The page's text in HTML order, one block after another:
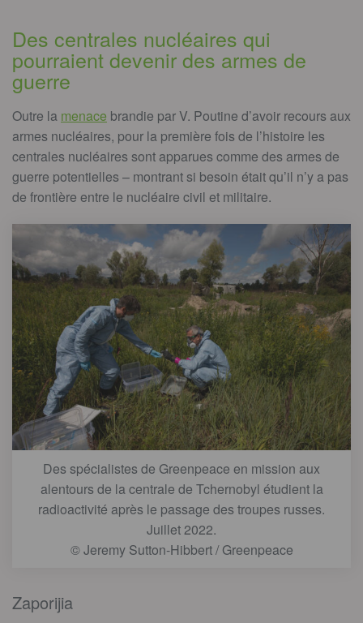
Des centrales nucléaires qui
pourraient devenir des armes de
guerre
Outre la menace brandie par V. Poutine d’avoir recours aux
armes nucléaires, pour la première fois de l’histoire les
centrales nucléaires sont apparues comme des armes de
guerre potentielles – montrant si besoin était qu’il n’y a pas
de frontière entre le nucléaire civil et militaire.
Des spécialistes de Greenpeace en mission aux
alentours de la centrale de Tchernobyl étudient la
radioactivité après le passage des troupes russes.
Juillet 2022.
© Jeremy Sutton-Hibbert / Greenpeace
Zaporijia